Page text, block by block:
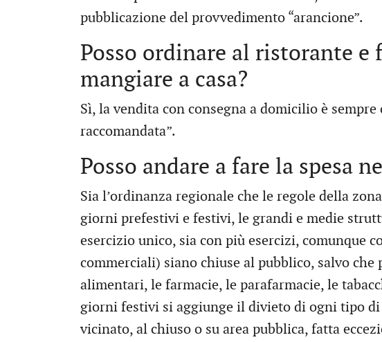
pubblicazione del provvedimento “arancione”.
Posso ordinare al ristorante e
mangiare a casa?
Sì, la vendita con consegna a domicilio è
raccomandata”.
Posso andare a fare la spesa
Sia l’ordinanza regionale che le regole della
giorni prefestivi e festivi, le grandi e medie
esercizio unico, sia con più esercizi, comunque
commerciali) siano chiuse al pubblico, salvo
alimentari, le farmacie, le parafarmacie, le
giorni festivi si aggiunge il divieto di ogni tipo
vicinato, al chiuso o su area pubblica, fatta